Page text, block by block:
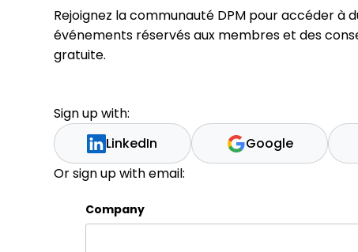
Rejoignez la communauté DPM pour accéder à
événements réservés aux membres et des
gratuite.
Sign up with:
LinkedIn Google
Or sign up with email:
Company